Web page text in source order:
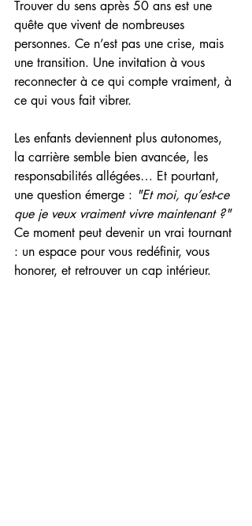
Trouver du sens après 50 ans est une
quête que vivent de nombreuses
personnes. Ce n’est pas une crise, mais
une transition. Une invitation à vous
reconnecter à ce qui compte vraiment, à
ce qui vous fait vibrer.
Les enfants deviennent plus autonomes,
la carrière semble bien avancée, les
responsabilités allégées… Et pourtant,
une question émerge : "Et moi, qu’est-ce
que je veux vraiment vivre maintenant ?"
Ce moment peut devenir un vrai tournant
: un espace pour vous redéfinir, vous
honorer, et retrouver un cap intérieur.